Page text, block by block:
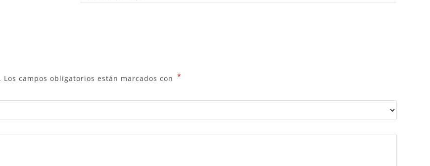
Los campos obligatorios están marcados con *